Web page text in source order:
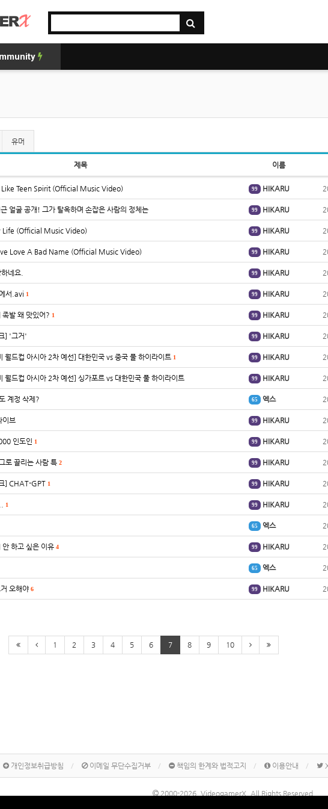
유머
제목 이름
Teen Spirit (Official Music Video) 99 HIKARU
얼굴 공개! 그가 탈옥하며 손잡은 사람의 정체는 99 HIKARU
Life (Official Music Video) 99 HIKARU
Love A Bad Name (Official Music Video) 99 HIKARU
네요. 99 HIKARU
서.avi 1 99 HIKARU
족발 왜 맛있어? 1 99 HIKARU
] '그거' 99 HIKARU
월드컵 아시아 2차 예선] 대한민국 vs 중국 풀 하이라이트 1 99 HIKARU
월드컵 아시아 2차 예선] 싱가포르 vs 대한민국 풀 하이라이트 99 HIKARU
계정 삭제? 65 엑스
이브 99 HIKARU
인도인 1 99 HIKARU
로 끌리는 사람 특 2 99 HIKARU
] CHAT-GPT 1 99 HIKARU
1 99 HIKARU
65 엑스
안 하고 싶은 이유 4 99 HIKARU
65 엑스
오해야 6 99 HIKARU
1 2 3 4 5 6 7 8 9 10
개인정보취급방침 이메일 무단수집거부 책임의 한계와 법적고지 이용안내
2000-2026, VideogamerX. All Rights Reserved.